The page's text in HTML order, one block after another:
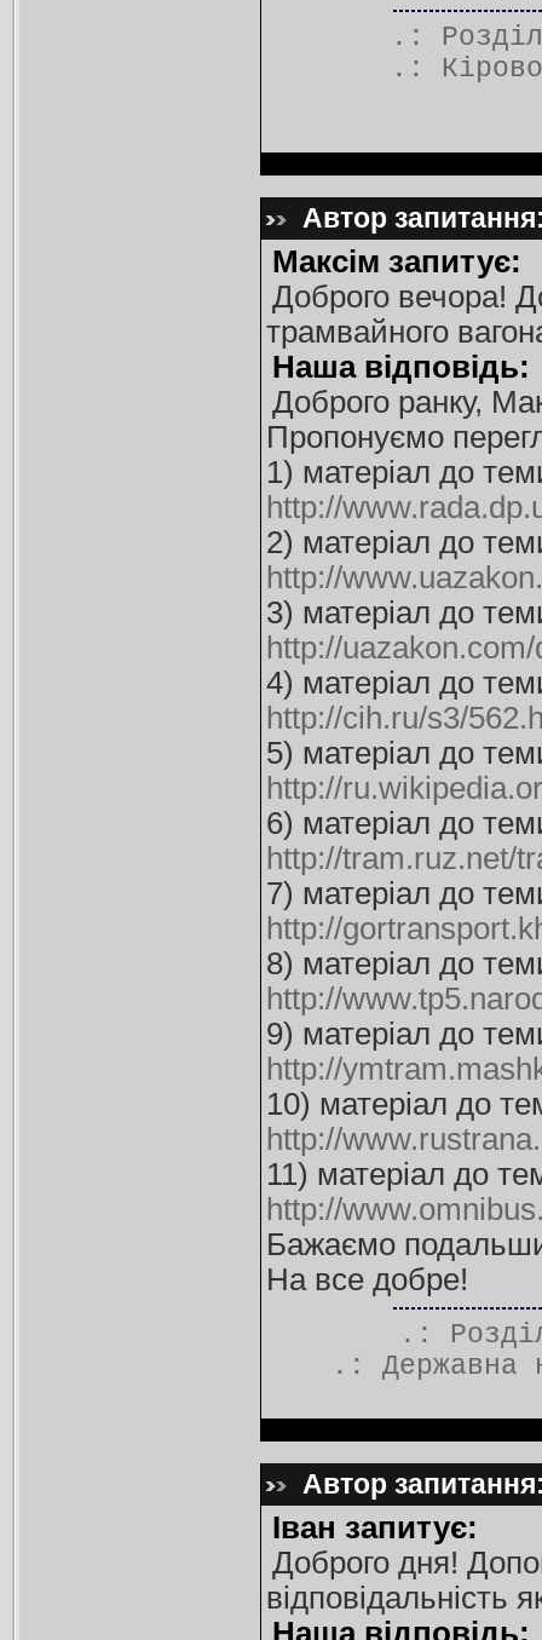
.:
.:
Автор
Максім запитує:
Доброго вечора!
трамвайного
Наша відповідь:
Доброго ранку,
Пропонуємо
1) матеріал до
http://
2) матеріал до
http://
3) матеріал до
http://
4) матеріал до
http://cih.ru/s3/
5) матеріал до
http://
6) матеріал до
http://tram.ruz.net/
7) матеріал до
http://
8) матеріал до
http://
9) матеріал до
http://
10) матеріал до
http://
11) матеріал до
http://
Бажаємо
На все добре!
.:
.: Державна
Автор
Іван запитує:
Доброго дня!
відповідальність
Наша відповідь: